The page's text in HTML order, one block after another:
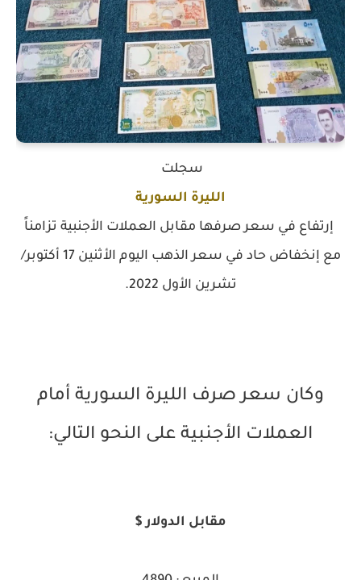
سجلت
الليرة السورية
إرتفاع في سعر صرفها مقابل العملات الأجنبية تزامناً
مع إنخفاض حاد في سعر الذهب اليوم الأثنين 17 أكتوبر/
تشرين الأول 2022.
وكان سعر صرف الليرة السورية أمام
العملات الأجنبية على النحو التالي:
مقابل الدولار $